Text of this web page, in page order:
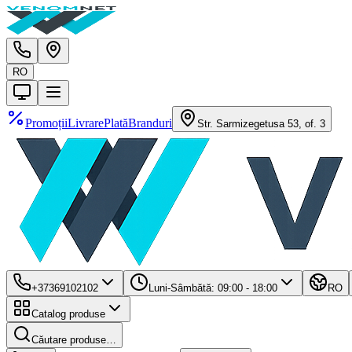
RO
PromoțiiLivrarePlatăBranduri Str. Sarmizegetusa 53, of. 3
+37369102102 Luni-Sâmbătă: 09:00 - 18:00 RO
Catalog produse
Căutare produse…